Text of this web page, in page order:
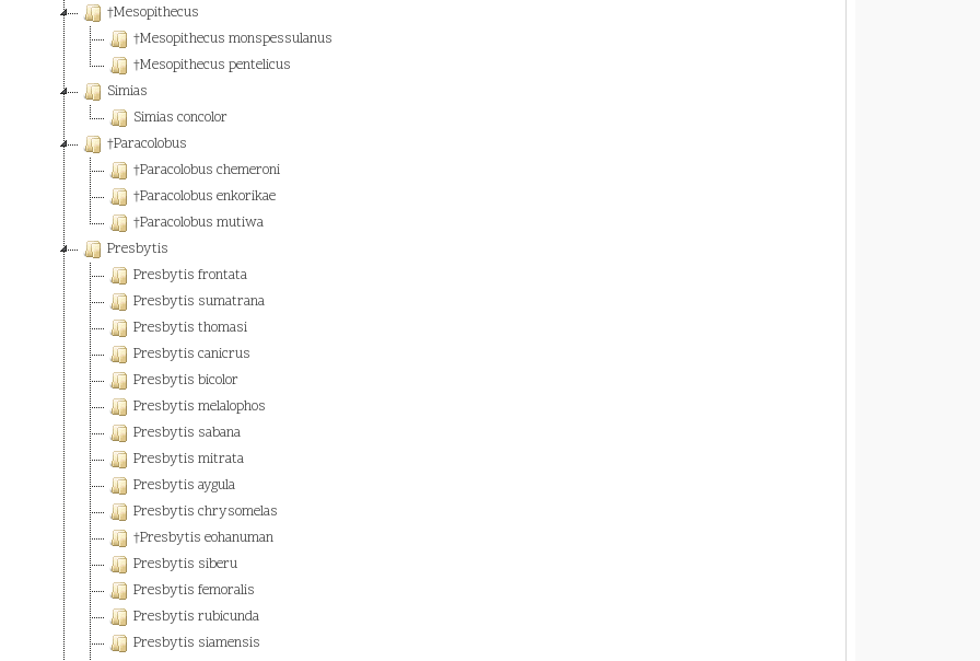
†Mesopithecus
†Mesopithecus monspessulanus
†Mesopithecus pentelicus
Simias
Simias concolor
†Paracolobus
†Paracolobus chemeroni
†Paracolobus enkorikae
†Paracolobus mutiwa
Presbytis
Presbytis frontata
Presbytis sumatrana
Presbytis thomasi
Presbytis canicrus
Presbytis bicolor
Presbytis melalophos
Presbytis sabana
Presbytis mitrata
Presbytis aygula
Presbytis chrysomelas
†Presbytis eohanuman
Presbytis siberu
Presbytis femoralis
Presbytis rubicunda
Presbytis siamensis